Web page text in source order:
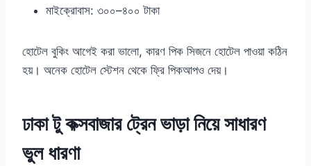
মাইক্রোবাস: ৩০০–৪০০ টাকা
হোটেল বুকিং আগেই করা ভালো, কারণ পিক সিজনে হোটেল পাওয়া কঠিন
হয়। অনেক হোটেল স্টেশন থেকে ফ্রি পিকআপও দেয়।
ঢাকা টু কক্সবাজার ট্রেন ভাড়া নিয়ে সাধারণ
ভুল ধারণা